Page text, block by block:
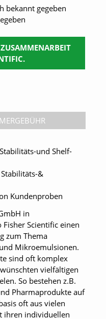
bekannt gegeben
und Shelf-
&
Kundenproben
in
Scientific einen
zum Thema
Mikroemulsionen.
sind oft komplex
vielfältigen
So bestehen z.B.
Pharmaprodukte auf
oft aus vielen
ihren individuellen